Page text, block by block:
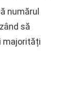
numărul
să
majorități